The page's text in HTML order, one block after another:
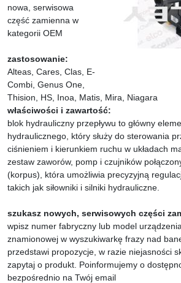
nowa, serwisowa
część zamienna w
kategorii OEM
zastosowanie:
Alteas, Cares, Clas, E-
Combi, Genus One,
Thision, HS, Inoa, Matis, Mira, Niagara
właściwości i zawartość:
blok hydrauliczny przepływu to główny
hydraulicznego, który służy do sterowania
ciśnieniem i kierunkiem ruchu w układach
zestaw zaworów, pomp i czujników
(korpus), która umożliwia precyzyjną
takich jak siłowniki i silniki hydrauliczne.
szukasz nowych, serwisowych części
wpisz numer fabryczny lub model
znamionowej w wyszukiwarkę frazy nad
przedstawi propozycje, w razie niejasności
zapytaj o produkt. Poinformujemy o
bezpośrednio na Twój email